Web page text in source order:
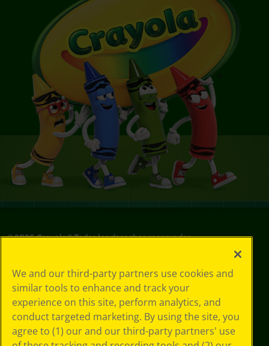
©2026Crayola® Todos los derechos reservados.
de privacidad
Política de
privacidad
Términos de SMS
GDPR
Aviso de
We and our third-party partners use cookies and
similar tools to enhance and track your
experience on this site, perform analytics, and
conduct targeted marketing. By using the site, you
agree to (1) our and our third-party partners' use